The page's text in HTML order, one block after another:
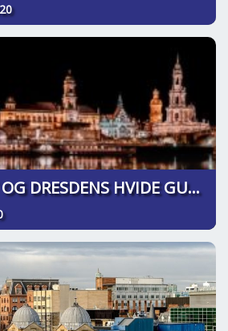
EN ALKYMIST OG DRESDENS HVIDE GULD